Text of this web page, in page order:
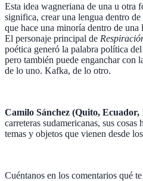
Esta idea wagneriana de una u otra
significa, crear una lengua dentro
que hace una minoría dentro de
El personaje principal de
poética generó la palabra política
pero también puede enganchar con
de lo uno. Kafka, de lo otro.
Camilo Sánchez (Quito, Ecuador,
carreteras sudamericanas, sus
temas y objetos que vienen desde
Cuéntanos en los comentarios qué